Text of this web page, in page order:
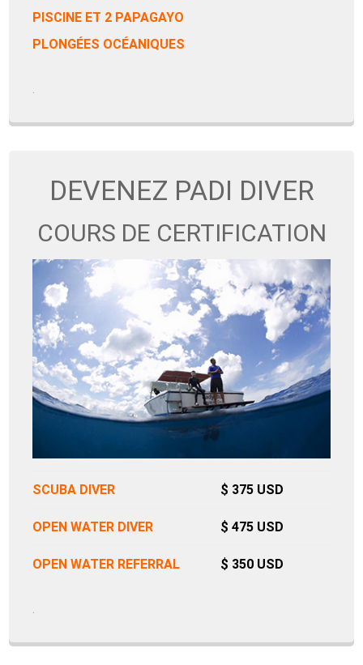
PISCINE ET 2 PAPAGAYO
PLONGÉES OCÉANIQUES
.
DEVENEZ PADI DIVER
COURS DE CERTIFICATION
SCUBA DIVER $ 375 USD
OPEN WATER DIVER $ 475 USD
OPEN WATER REFERRAL $ 350 USD